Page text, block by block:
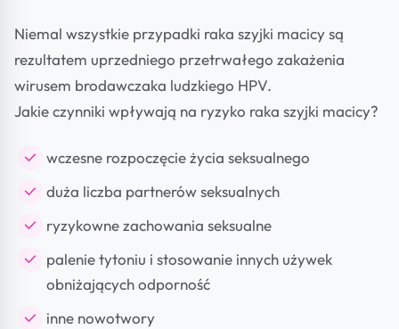
Niemal wszystkie przypadki raka szyjki macicy są
rezultatem uprzedniego przetrwałego zakażenia
wirusem brodawczaka ludzkiego HPV.
Jakie czynniki wpływają na ryzyko raka szyjki macicy?
wczesne rozpoczęcie życia seksualnego
duża liczba partnerów seksualnych
ryzykowne zachowania seksualne
palenie tytoniu i stosowanie innych używek
obniżających odporność
inne nowotwory